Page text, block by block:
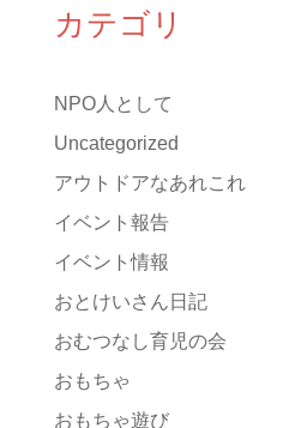
カテゴリ
NPO人として
Uncategorized
アウトドアなあれこれ
イベント報告
イベント情報
おとけいさん日記
おむつなし育児の会
おもちゃ
おもちゃ遊び